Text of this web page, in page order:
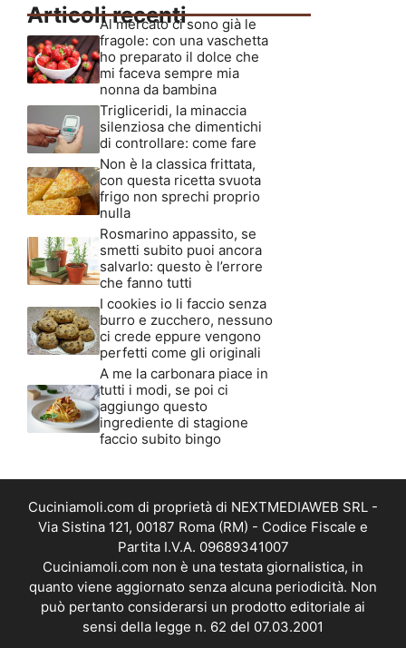
Articoli recenti
Al mercato ci sono già le
fragole: con una vaschetta
ho preparato il dolce che
mi faceva sempre mia
nonna da bambina
Trigliceridi, la minaccia
silenziosa che dimentichi
di controllare: come fare
Non è la classica frittata,
con questa ricetta svuota
frigo non sprechi proprio
nulla
Rosmarino appassito, se
smetti subito puoi ancora
salvarlo: questo è l’errore
che fanno tutti
I cookies io li faccio senza
burro e zucchero, nessuno
ci crede eppure vengono
perfetti come gli originali
A me la carbonara piace in
tutti i modi, se poi ci
aggiungo questo
ingrediente di stagione
faccio subito bingo
Cuciniamoli.com di proprietà di NEXTMEDIAWEB SRL -
Via Sistina 121, 00187 Roma (RM) - Codice Fiscale e
Partita I.V.A. 09689341007
Cuciniamoli.com non è una testata giornalistica, in
quanto viene aggiornato senza alcuna periodicità. Non
può pertanto considerarsi un prodotto editoriale ai
sensi della legge n. 62 del 07.03.2001